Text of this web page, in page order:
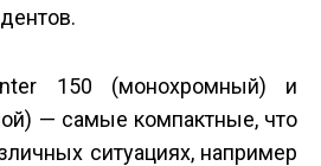
150 (монохромный) и
— самые компактные, что
ситуациях, например